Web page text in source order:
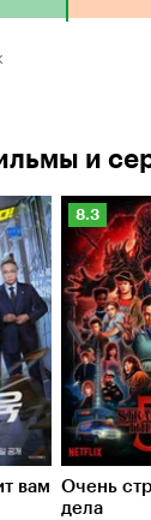
и
вам
Рейтинг
8.3
8.3
Очень
дела